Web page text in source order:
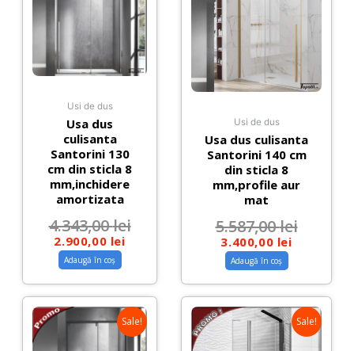
Usi de dus
Usa dus
culisanta
Santorini 130
cm din sticla 8
mm,inchidere
amortizata
4.343,00lei
2.900,00 lei
Adaugă în coș
Usi de dus
Usa dus culisanta
Santorini 140 cm
din sticla 8
mm,profile aur
mat
5.587,00lei
3.400,00 lei
Adaugă în coș
Sale! Sale!